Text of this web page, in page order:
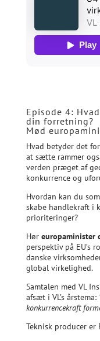
Episode 4:
din forretning?
Mød
Hvad betyder det
at sætte rammer
verden præget af
konkurrence og
Hvordan kan du
skabe handlekraft i
prioriteringer?
Hør europaminister
perspektiv på EU’s
danske
global virkelighed.
Samtalen med VL
afsæt i VL’s årstema:
konkurrencekraft
Teknisk producer er